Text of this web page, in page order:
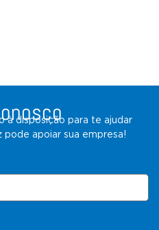
à disposição para te ajudar
apoiar sua empresa!